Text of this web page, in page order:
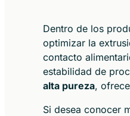
Dentro de los
optimizar la
contacto
estabilidad de
alta pureza,
Si desea conocer